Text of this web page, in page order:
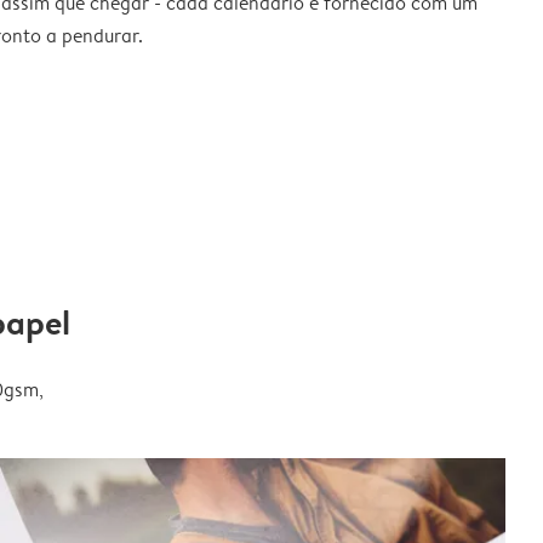
a pendurar.